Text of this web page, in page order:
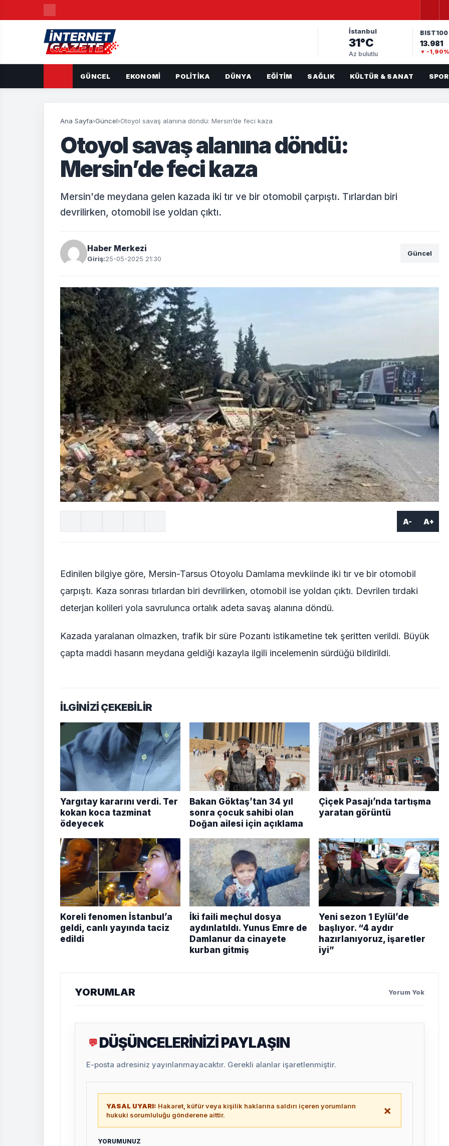
İstanbul
31°C
Az bulutlu
BIST100
13.981
▼ -1,90%
GÜNCEL EKONOMI POLITIKA DÜNYA EĞITIM SAĞLIK KÜLTÜR & SANAT SPOR
Ana Sayfa›Güncel›Otoyol savaş alanına döndü: Mersin’de feci kaza
Otoyol savaş alanına döndü:
Mersin’de feci kaza
Mersin'de meydana gelen kazada iki tır ve bir otomobil çarpıştı. Tırlardan biri
devrilirken, otomobil ise yoldan çıktı.
Haber Merkezi
Giriş:25-05-2025 21:30
Güncel
A- A+
Edinilen bilgiye göre, Mersin-Tarsus Otoyolu Damlama mevkiinde iki tır ve bir otomobil
çarpıştı. Kaza sonrası tırlardan biri devrilirken, otomobil ise yoldan çıktı. Devrilen tırdaki
deterjan kolileri yola savrulunca ortalık adeta savaş alanına döndü.
Kazada yaralanan olmazken, trafik bir süre Pozantı istikametine tek şeritten verildi. Büyük
çapta maddi hasarın meydana geldiği kazayla ilgili incelemenin sürdüğü bildirildi.
İLGİNİZİ ÇEKEBİLİR
Yargıtay kararını verdi. Ter
kokan koca tazminat
ödeyecek
Bakan Göktaş’tan 34 yıl
sonra çocuk sahibi olan
Doğan ailesi için açıklama
Çiçek Pasajı’nda tartışma
yaratan görüntü
Koreli fenomen İstanbul’a
geldi, canlı yayında taciz
edildi
İki faili meçhul dosya
aydınlatıldı. Yunus Emre de
Damlanur da cinayete
kurban gitmiş
Yeni sezon 1 Eylül’de
başlıyor. “4 aydır
hazırlanıyoruz, işaretler
iyi”
YORUMLAR Yorum Yok
💬 DÜŞÜNCELERİNİZİ PAYLAŞIN
E-posta adresiniz yayınlanmayacaktır. Gerekli alanlar işaretlenmiştir.
YASAL UYARI: Hakaret, küfür veya kişilik haklarına saldırı içeren yorumların
hukuki sorumluluğu gönderene aittir.
×
YORUMUNUZ